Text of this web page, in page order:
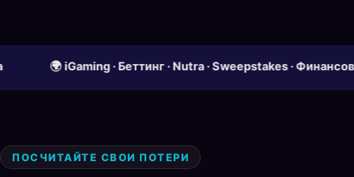
🌍 iGaming · Беттинг · Nutra · Sweepstakes · Финансовые
ПОСЧИТАЙТЕ СВОИ ПОТЕРИ